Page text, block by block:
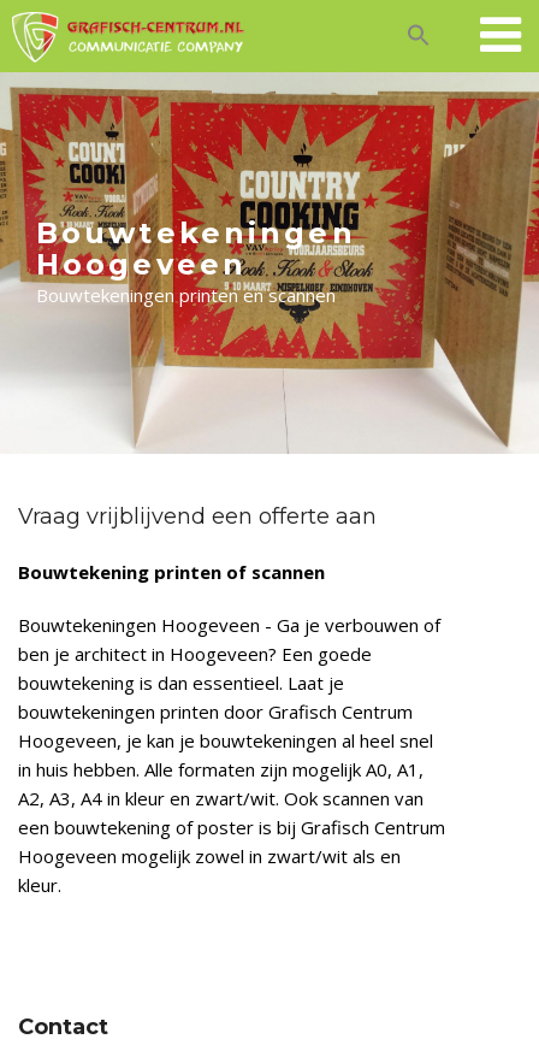
Skip
to
content
Bouwtekeningen
Hoogeveen
Bouwtekeningen printen en scannen
Vraag vrijblijvend een offerte aan
Bouwtekening printen of scannen
Bouwtekeningen Hoogeveen - Ga je verbouwen of
ben je architect in Hoogeveen? Een goede
bouwtekening is dan essentieel. Laat je
bouwtekeningen printen door Grafisch Centrum
Hoogeveen, je kan je bouwtekeningen al heel snel
in huis hebben. Alle formaten zijn mogelijk A0, A1,
A2, A3, A4 in kleur en zwart/wit. Ook scannen van
een bouwtekening of poster is bij Grafisch Centrum
Hoogeveen mogelijk zowel in zwart/wit als en
kleur.
Contact